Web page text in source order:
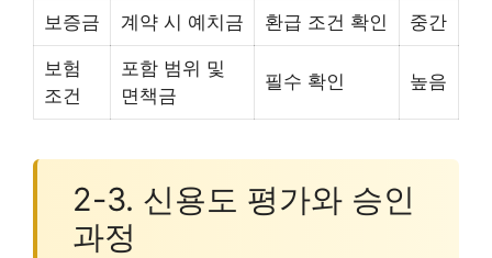
보증금 계약 시 예치금 환급 조건 확인 중간
보험
조건
포함 범위 및
면책금
필수 확인 높음
2-3. 신용도 평가와 승인
과정